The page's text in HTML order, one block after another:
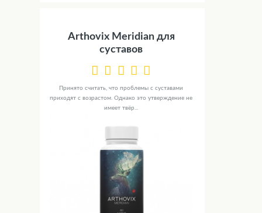
Arthovix Meridian для
суставов
Принято считать, что проблемы с суставами
приходят с возрастом. Однако это утверждение не
имеет твёр...